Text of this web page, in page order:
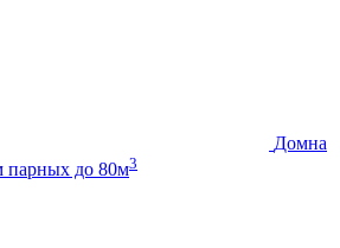
Домна
парных до 80м3